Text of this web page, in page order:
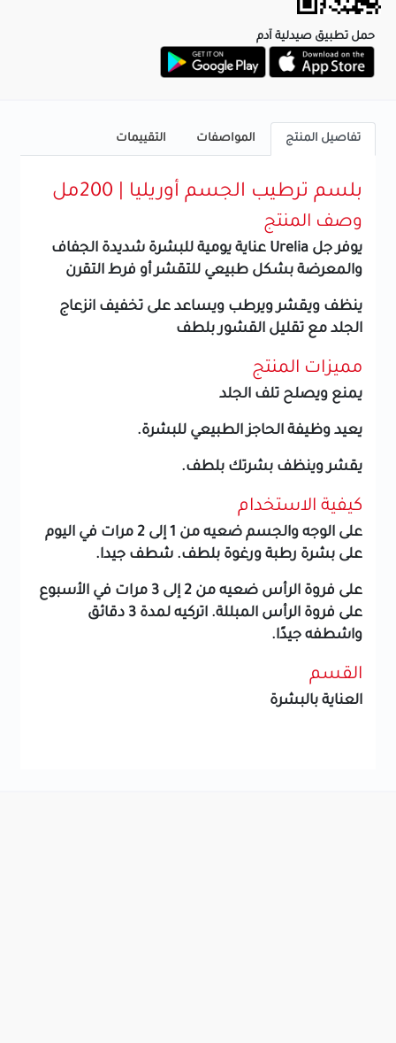
حمل تطبيق صيدلية آدم
تفاصيل المنتج المواصفات التقييمات
بلسم ترطيب الجسم أوريليا | 200مل
وصف المنتج
يوفر جل Urelia عناية يومية للبشرة شديدة الجفاف
والمعرضة بشكل طبيعي للتقشر أو فرط التقرن
ينظف ويقشر ويرطب ويساعد على تخفيف انزعاج
الجلد مع تقليل القشور بلطف
مميزات المنتج
يمنع ويصلح تلف الجلد
يعيد وظيفة الحاجز الطبيعي للبشرة.
يقشر وينظف بشرتك بلطف.
كيفية الاستخدام
على الوجه والجسم
ضعيه من 1 إلى 2 مرات في اليوم
على بشرة رطبة ورغوة بلطف. شطف جيدا.
على فروة الرأس
ضعيه من 2 إلى 3 مرات في الأسبوع
على فروة الرأس المبللة. اتركيه لمدة 3 دقائق
واشطفه جيدًا.
القسم
العناية بالبشرة